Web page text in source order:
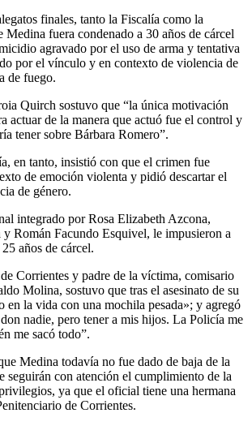
finales, tanto la Fiscalía como la
Medina fuera condenado a 30 años de cárcel
agravado por el uso de arma y tentativa
por el vínculo y en contexto de violencia de
de fuego.
Quirch sostuvo que “la única motivación
actuar de la manera que actuó fue el control y
tener sobre Bárbara Romero”.
en tanto, insistió con que el crimen fue
de emoción violenta y pidió descartar el
de género.
integrado por Rosa Elizabeth Azcona,
Román Facundo Esquivel, le impusieron a
años de cárcel.
Corrientes y padre de la víctima, comisario
Molina, sostuvo que tras el asesinato de su
en la vida con una mochila pesada»; y agregó
nadie, pero tener a mis hijos. La Policía me
me sacó todo”.
Medina todavía no fue dado de baja de la
seguirán con atención el cumplimiento de la
ya que el oficial tiene una hermana
de Corrientes.